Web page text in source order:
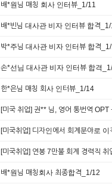
배*원님 매칭 회사 인터뷰_1/11
배*빈님 대사관 비자 인터뷰 합격
박*주님 대사관 비자 인터뷰 합격
손*선님 대사관 비자 인터뷰 합격
한*은님 매칭 회사 인터뷰_1/14
[미국 취업] 권** 님, 영어 통번역
[미국취업] 디자인에서 회계분야로
[미국취업] 연봉 7만불 회계 경력직
배*원님 매칭회사 최종합격_1/12